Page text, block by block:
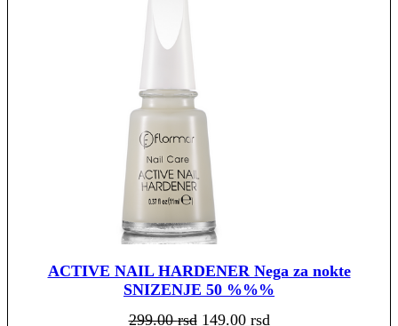
ACTIVE NAIL HARDENER Nega za nokte
SNIZENJE 50 %%%
299.00rsd Originalna
149.00 rsdTrenutna